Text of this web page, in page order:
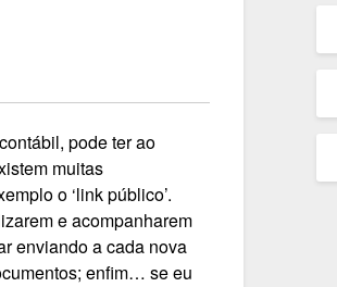
pode ter ao
muitas
o ‘link público’.
e acompanharem
enviando a cada nova
enfim… se eu